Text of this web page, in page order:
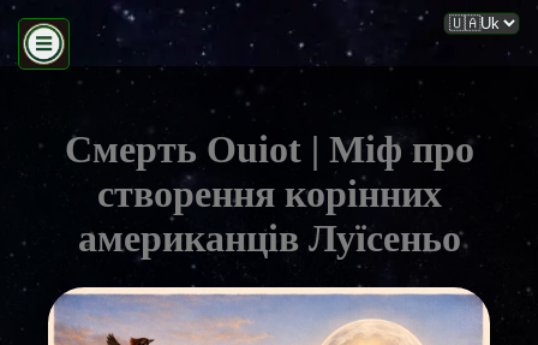
Смерть Ouiot | Міф про
створення корінних
американців Луїсеньо